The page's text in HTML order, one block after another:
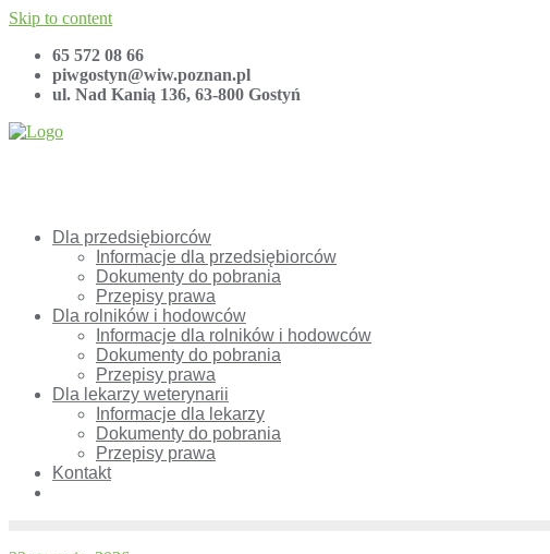
Skip to content
65 572 08 66
piwgostyn@wiw.poznan.pl
ul. Nad Kanią 136, 63-800 Gostyń
Dla przedsiębiorców
Informacje dla przedsiębiorców
Dokumenty do pobrania
Przepisy prawa
Dla rolników i hodowców
Informacje dla rolników i hodowców
Dokumenty do pobrania
Przepisy prawa
Dla lekarzy weterynarii
Informacje dla lekarzy
Dokumenty do pobrania
Przepisy prawa
Kontakt